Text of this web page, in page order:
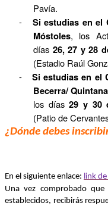
Pavía.
-
Si estudias en el
Móstoles, los
días 26, 27 y 28
(Estadio Raúl
-
Si estudias en el
Becerra/ Quintana
los días29 y 30
(Patio de
¿Dónde debes
En el siguiente enlace: link
Una vez comprobado
establecidos, recibirás